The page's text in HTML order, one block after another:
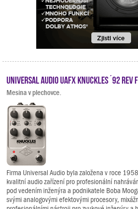
Universal Audio UAFX Knuckles ´92 Rev
Mesina v plechovce.
Firma Universal Audio byla založena v roce
kvalitní audio zařízení pro profesionální
pod vedením inženýra a podnikatele Boba
svými analogovými efektovými procesory,